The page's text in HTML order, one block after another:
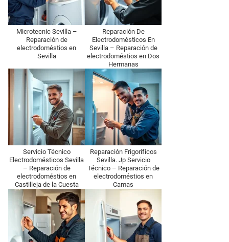
Microtecnic Sevilla –
Reparación de
electrodoméstios en
Sevilla
Reparación De
Electrodomésticos En
Sevilla – Reparación de
electrodoméstios en Dos
Hermanas
Servicio Técnico
Electrodomésticos Sevilla
– Reparación de
electrodoméstios en
Castilleja de la Cuesta
Reparación Frigoríficos
Sevilla. Jp Servicio
Técnico – Reparación de
electrodoméstios en
Camas